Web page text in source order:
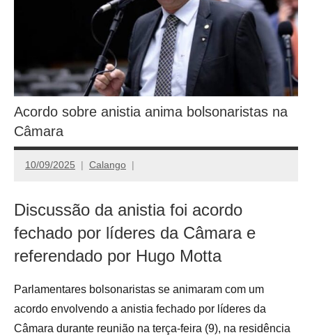
Acordo sobre anistia anima bolsonaristas na
Câmara
10/09/2025 Calango
Discussão da anistia foi acordo
fechado por líderes da Câmara e
referendado por Hugo Motta
Parlamentares bolsonaristas se animaram com um
acordo envolvendo a anistia fechado por líderes da
Câmara durante reunião na terça-feira (9), na residência